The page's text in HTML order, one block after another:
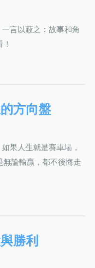
一言以蔽之：故事和角
方向盤
如果人生就是賽車場，
論輸贏，都不後悔走
勝利